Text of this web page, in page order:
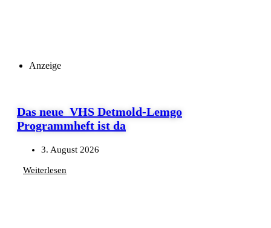
Anzeige
Das neue VHS Detmold-Lemgo
Programmheft ist da
3. August 2026
Weiterlesen